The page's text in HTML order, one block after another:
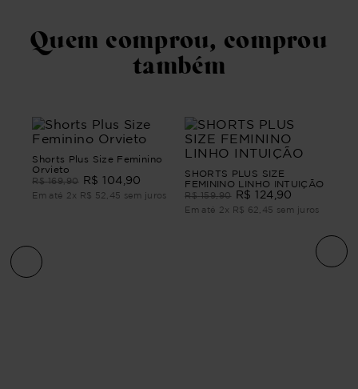
Quem comprou, comprou
também
Shorts Plus Size Feminino
Orvieto
R$ 169,90 R$ 104 90
Em até 2x R$ 52 45 sem juros
SHORTS PLUS SIZE
FEMININO LINHO INTUIÇÃO
R$ 159,90 R$ 124 90
Em até 2x R$ 62 45 sem juros